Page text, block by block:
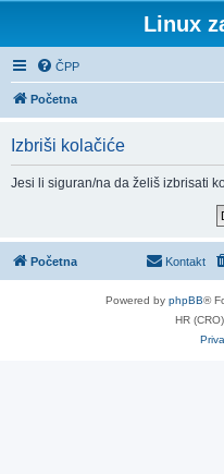
Linux
ČPP
Početna
Izbriši kolačiće
Jesi li siguran/na da želiš izbrisati
Početna Kontakt
Powered by phpBB®
HR